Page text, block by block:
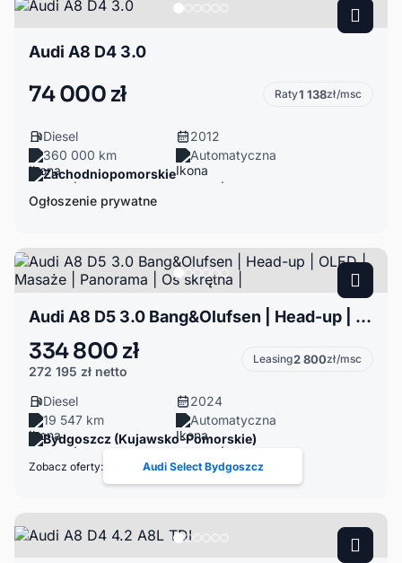
Audi A8 D4 3.0
74 000 zł Raty1 138zł/msc
Diesel
2012
360 000 km
Automatyczna
Zachodniopomorskie
Ogłoszenie prywatne
Audi A8 D5 3.0 Bang&Olufsen | Head-up | OLED | Masaże | Panorama | Oś skrętna |
334 800 zł
272 195 zł netto
Leasing2 800zł/msc
Diesel
2024
19 547 km
Automatyczna
Bydgoszcz (Kujawsko-Pomorskie)
Zobacz oferty: Audi Select Bydgoszcz